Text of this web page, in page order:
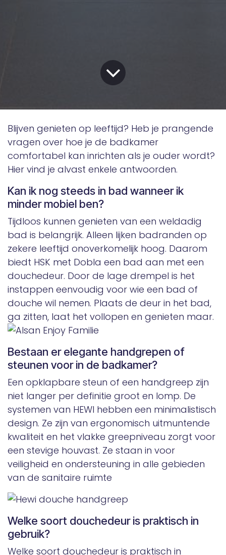
Blijven genieten op leeftijd? Heb je prangende
vragen over hoe je de badkamer
comfortabel kan inrichten als je ouder wordt?
Hier vind je alvast enkele antwoorden.
Kan ik nog steeds in bad wanneer ik
minder mobiel ben?
Tijdloos kunnen genieten van een weldadig
bad is belangrijk. Alleen lijken badranden op
zekere leeftijd onoverkomelijk hoog. Daarom
biedt HSK met Dobla een bad aan met een
douchedeur. Door de lage drempel is het
instappen eenvoudig voor wie een bad of
douche wil nemen. Plaats de deur in het bad,
ga zitten, laat het vollopen en genieten maar.
Bestaan er elegante handgrepen of
steunen voor in de badkamer?
Een opklapbare steun of een handgreep zijn
niet langer per definitie groot en lomp. De
systemen van HEWI hebben een minimalistisch
design. Ze zijn van ergonomisch uitmuntende
kwaliteit en het vlakke greepniveau zorgt voor
een stevige houvast. Ze staan in voor
veiligheid en ondersteuning in alle gebieden
van de sanitaire ruimte
Welke soort douchedeur is praktisch in
gebruik?
Welke soort douchedeur is praktisch in